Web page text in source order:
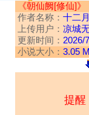
《朝仙阙[修仙]》
作者名称： 十二
上传用户： 凉城
更新时间： 2026/
小说大小： 3.05
提醒